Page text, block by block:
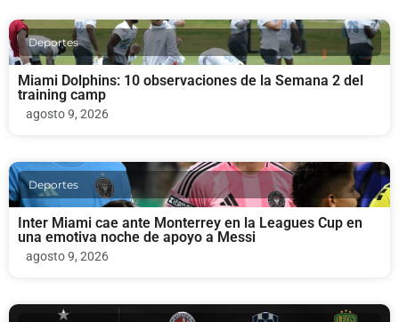
Deportes
Miami Dolphins: 10 observaciones de la Semana 2 del
training camp
agosto 9, 2026
Deportes
Inter Miami cae ante Monterrey en la Leagues Cup en
una emotiva noche de apoyo a Messi
agosto 9, 2026